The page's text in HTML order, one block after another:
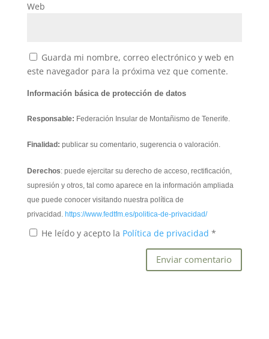
Web
Guarda mi nombre, correo electrónico y web en
este navegador para la próxima vez que comente.
Información básica de protección de datos
Responsable: Federación Insular de Montañismo de Tenerife.
Finalidad: publicar su comentario, sugerencia o valoración.
Derechos: puede ejercitar su derecho de acceso, rectificación,
supresión y otros, tal como aparece en la información ampliada
que puede conocer visitando nuestra política de
privacidad. https://www.fedtfm.es/politica-de-privacidad/
He leído y acepto la Política de privacidad *